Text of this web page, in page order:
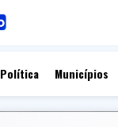
Política Municípios